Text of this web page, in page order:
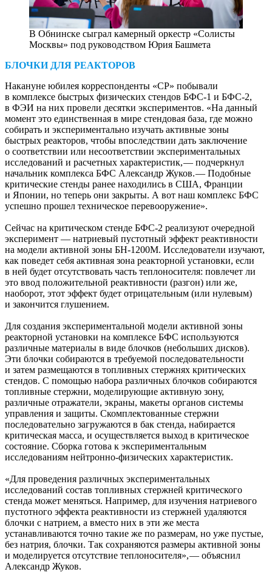
В Обнинске сыграл камерный оркестр «Солисты
Москвы» под руководством Юрия Башмета
БЛОЧКИ ДЛЯ РЕАКТОРОВ
Накануне юбилея корреспонденты «СР» побывали
в комплексе быстрых физических стендов БФС‑1 и БФС‑2,
в ФЭИ на них провели десятки экспериментов. «На данный
момент это единственная в мире стендовая база, где можно
собирать и экспериментально изучать активные зоны
быстрых реакторов, чтобы впоследствии дать заключение
о соответствии или несоответствии экспериментальных
исследований и расчетных характеристик, — ​подчеркнул
начальник комплекса БФС Александр Жуков. — ​Подобные
критические стенды ранее находились в США, Франции
и Японии, но теперь они закрыты. А вот наш комплекс БФС
успешно прошел техническое перевооружение».
Сейчас на критическом стенде БФС‑2 реализуют очередной
эксперимент — ​натриевый пустотный эффект реактивности
на модели активной зоны БН‑1200М. Исследователи изучают,
как поведет себя активная зона реакторной установки, если
в ней будет отсутствовать часть теплоносителя: повлечет ли
это ввод положительной реактивности (разгон) или же,
наоборот, этот эффект будет отрицательным (или нулевым)
и закончится глушением.
Для создания экспериментальной модели активной зоны
реакторной установки на комплексе БФС используются
различные материалы в виде блочков (небольших дисков).
Эти блочки собираются в требуемой последовательности
и затем размещаются в топливных стержнях критических
стендов. С помощью набора различных блочков собираются
топливные стержни, моделирующие активную зону,
различные отражатели, экраны, макеты органов системы
управления и защиты. Скомплектованные стержни
последовательно загружаются в бак стенда, набирается
критическая масса, и осуществляется выход в критическое
состояние. Сборка готова к экспериментальным
исследованиям нейтронно-­физических характеристик.
«Для проведения различных экспериментальных
исследований состав топливных стержней критического
стенда может меняться. Например, для изучения натриевого
пустотного эффекта реактивности из стержней удаляются
блочки с натрием, а вместо них в эти же места
устанавливаются точно такие же по размерам, но уже пустые,
без натрия, блочки. Так сохраняются размеры активной зоны
и моделируется отсутствие теплоносителя», — ​объяснил
Александр Жуков.